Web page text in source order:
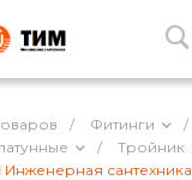
/ Фитинги
/
/ Тройник
сантехника